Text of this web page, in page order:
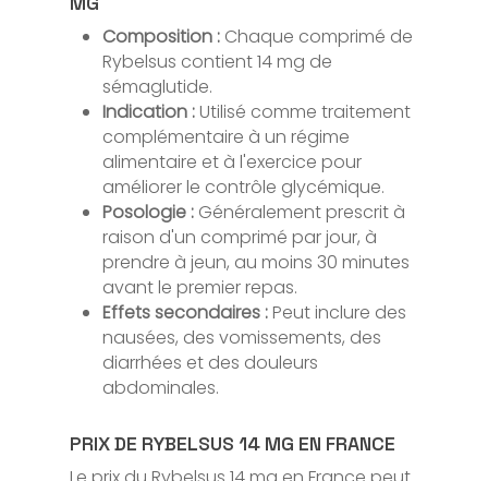
Composition : Chaque comprimé de
Rybelsus contient 14 mg de
sémaglutide.
Indication :Utilisé comme traitement
complémentaire à un régime
alimentaire et à l'exercice pour
améliorer le contrôle glycémique.
Posologie : Généralement prescrit à
raison d'un comprimé par jour, à
prendre à jeun, au moins 30 minutes
avant le premier repas.
Effets secondaires :Peut inclure des
nausées, des vomissements, des
diarrhées et des douleurs
abdominales.
PRIX DE RYBELSUS 14 MG EN FRANCE